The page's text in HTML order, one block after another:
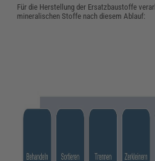
Für die Herstellung der Ersatzbaustoffe
mineralischen Stoffe nach diesem Ablauf: